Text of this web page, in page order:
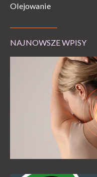
Olejowanie
NAJNOWSZE WPISY